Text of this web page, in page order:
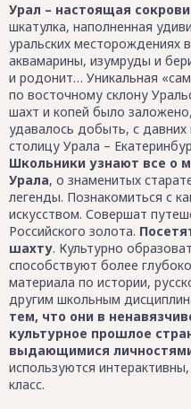
Урал – настоящая
шкатулка, наполненная
уральских месторождениях
аквамарины, изумруды и
и родонит… Уникальная
по восточному склону
шахт и копей было
удавалось добыть, с
столицу Урала –
Школьники узнают все о
Урала, о знаменитых
легенды. Познакомиться с
искусством. Совершат
Российского золота.
шахту. Культурно
способствуют более
материала по истории,
другим школьным
тем, что они в
культурное прошлое
выдающимися
используются
класс.